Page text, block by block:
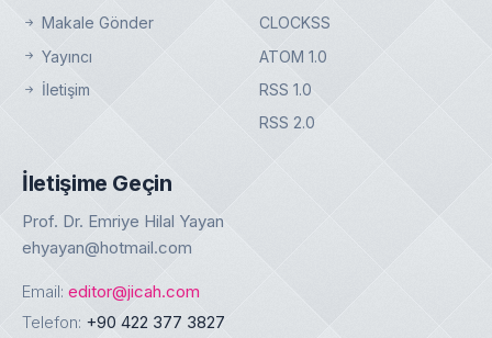
Makale Gönder
Yayıncı
İletişim
CLOCKSS
ATOM 1.0
RSS 1.0
RSS 2.0
İletişime Geçin
Prof. Dr. Emriye Hilal Yayan
ehyayan@hotmail.com
Email: editor@jicah.com
Telefon: +90 422 377 3827